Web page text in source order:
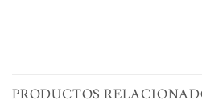
PRODUCTOS